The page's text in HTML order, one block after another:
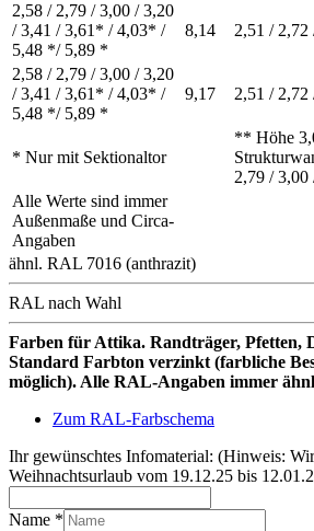
2,58 / 2,79 / 3,00 / 3,20
/ 3,41 / 3,61* / 4,03* /
5,48 */ 5,89 *
8,14 2,51 /
2,58 / 2,79 / 3,00 / 3,20
/ 3,41 / 3,61* / 4,03* /
5,48 */ 5,89 *
9,17 2,51 /
* Nur mit Sektionaltor
** Höhe
2,79 / 3,00
Alle Werte sind immer
Außenmaße und Circa-
Angaben
ähnl. RAL 7016 (anthrazit)
RAL nach Wahl
Farben für Attika. Randträger, Pfetten,
Standard Farbton verzinkt (farbliche
möglich). Alle RAL-Angaben immer
Zum RAL-Farbschema
Ihr gewünschtes Infomaterial: (Hinweis:
Weihnachtsurlaub vom 19.12.25 bis
Name *